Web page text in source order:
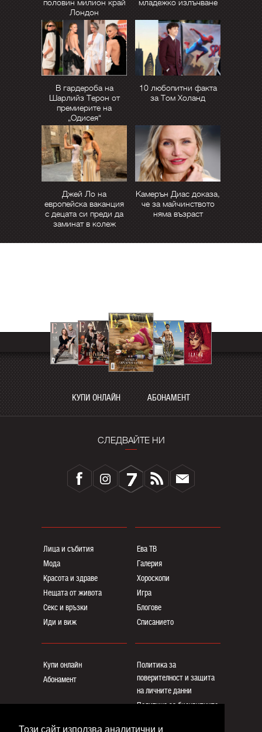
Този сайт използва аналитични и
половин милион край
Лондон
младежко излъчване
В гардероба на
Шарлийз Терон от
премиерите на
„Одисея“
10 любопитни факта
за Том Холанд
Джей Ло на
европейска ваканция
с децата си преди да
заминат в колеж
Камерън Диас доказа,
че за майчинството
няма възраст
КУПИ ОНЛАЙН АБОНАМЕНТ
СЛЕДВАЙТЕ НИ
Лица и събития
Мода
Красота и здраве
Нещата от живота
Секс и връзки
Иди и виж
Ева ТВ
Галерия
Хороскопи
Игра
Блогoве
Списанието
Купи онлайн
Абонамент
Политика за
поверителност и защита
на личните данни
Политика за бисквитките